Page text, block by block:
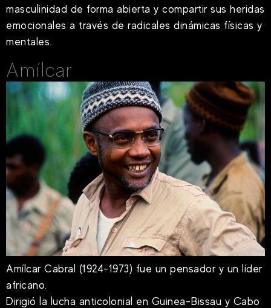
masculinidad de forma abierta y compartir sus heridas
emocionales a través de radicales dinámicas físicas y
mentales.
Amílcar
Amílcar Cabral (1924-1973) fue un pensador y un líder
africano.
Dirigió la lucha anticolonial en Guinea-Bissau y Cabo